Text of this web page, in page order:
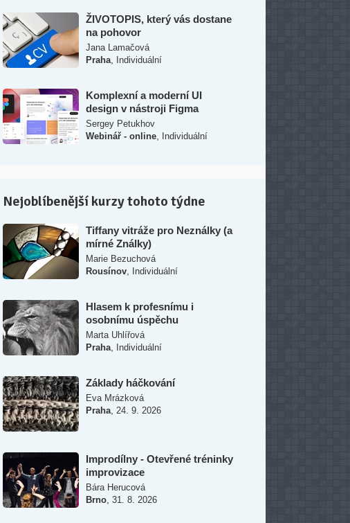
ŽIVOTOPIS, který vás dostane
na pohovor
Jana Lamačová
Praha
Individuální
Komplexní a moderní UI
design v nástroji Figma
Sergey Petukhov
Webinář - online
Individuální
Nejoblíbenější kurzy tohoto týdne
Tiffany vitráže pro Neználky (a
mírné Ználky)
Marie Bezuchová
Rousínov
Individuální
Hlasem k profesnímu i
osobnímu úspěchu
Marta Uhlířová
Praha
Individuální
Základy háčkování
Eva Mrázková
Praha 24. 9. 2026
Improdílny - Otevřené tréninky
improvizace
Bára Herucová
Brno 31. 8. 2026